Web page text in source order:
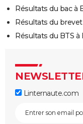
Résultats du bac à
Résultats du
Résultats du BTS
Linternaute.com